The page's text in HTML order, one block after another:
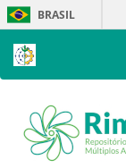
Skip
navigation
BRASIL